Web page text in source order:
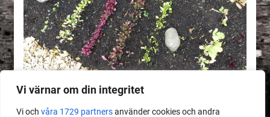
Vi värnar om din integritet
Vi och våra 1729 partnersanvänder cookies och andra